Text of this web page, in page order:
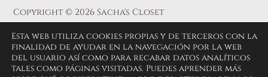
Copyright © 2026 Sacha's Closet
Esta web utiliza cookies propias y de terceros con la
finalidad de ayudar en la navegación por la web
del usuario así como para recabar datos analíticos
tales como páginas visitadas. Puedes aprender más